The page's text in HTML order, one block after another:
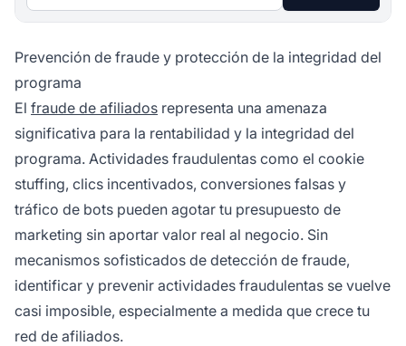
Prevención de fraude y protección de la integridad del
programa
El fraude de afiliados representa una amenaza
significativa para la rentabilidad y la integridad del
programa. Actividades fraudulentas como el cookie
stuffing, clics incentivados, conversiones falsas y
tráfico de bots pueden agotar tu presupuesto de
marketing sin aportar valor real al negocio. Sin
mecanismos sofisticados de detección de fraude,
identificar y prevenir actividades fraudulentas se vuelve
casi imposible, especialmente a medida que crece tu
red de afiliados.